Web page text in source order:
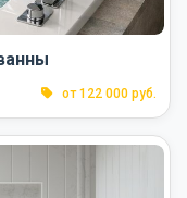
от 122 000 руб.